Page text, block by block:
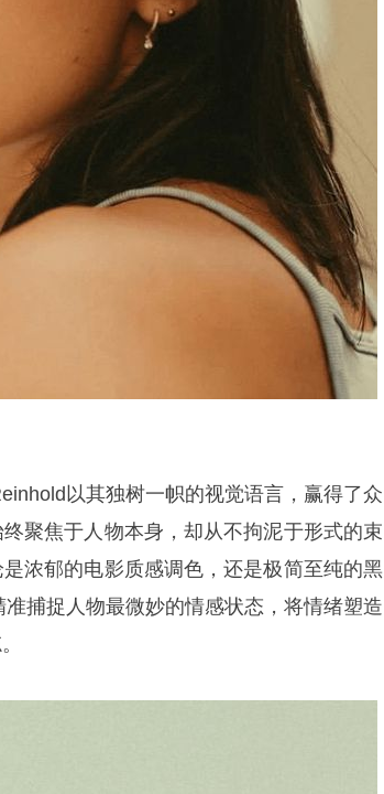
以其独树一帜的视觉语言，赢得了众
聚焦于人物本身，却从不拘泥于形式的束
浓郁的电影质感调色，还是极简至纯的黑
捕捉人物最微妙的情感状态，将情绪塑造